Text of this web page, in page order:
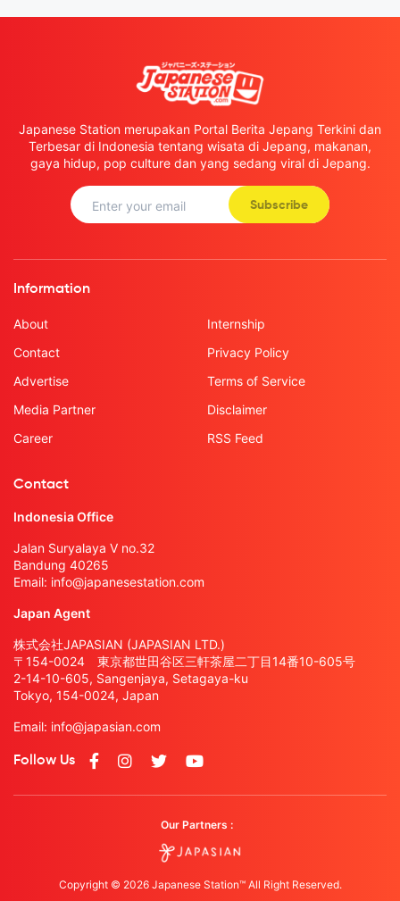
Japanese Station merupakan Portal Berita Jepang Terkini dan
Terbesar di Indonesia tentang wisata di Jepang, makanan,
gaya hidup, pop culture dan yang sedang viral di Jepang.
Subscribe
Information
About
Contact
Advertise
Media Partner
Career
Internship
Privacy Policy
Terms of Service
Disclaimer
RSS Feed
Contact
Indonesia Office
Jalan Suryalaya V no.32
Bandung 40265
Email: info@japanesestation.com
Japan Agent
株式会社JAPASIAN (JAPASIAN LTD.)
〒154-0024 東京都世田谷区三軒茶屋二丁目14番10-605号
2-14-10-605, Sangenjaya, Setagaya-ku
Tokyo, 154-0024, Japan
Email: info@japasian.com
Follow Us
Our Partners :
Copyright © 2026 Japanese Station™ All Right Reserved.